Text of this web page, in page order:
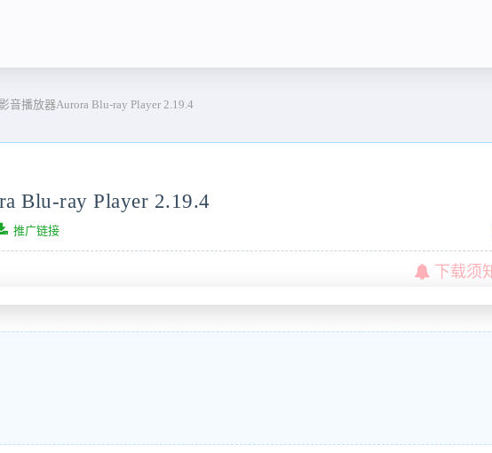
音播放器Aurora Blu-ray Player 2.19.4
Blu-ray Player 2.19.4
推广链接
下载须知